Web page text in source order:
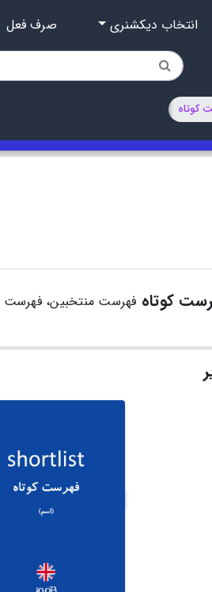
انتخاب دیکشنری صرف فعل
کوتاه فهرست منتخبین،